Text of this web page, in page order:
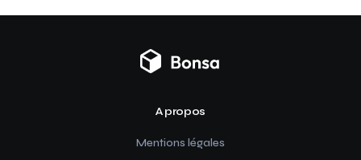
A propos
Mentions légales